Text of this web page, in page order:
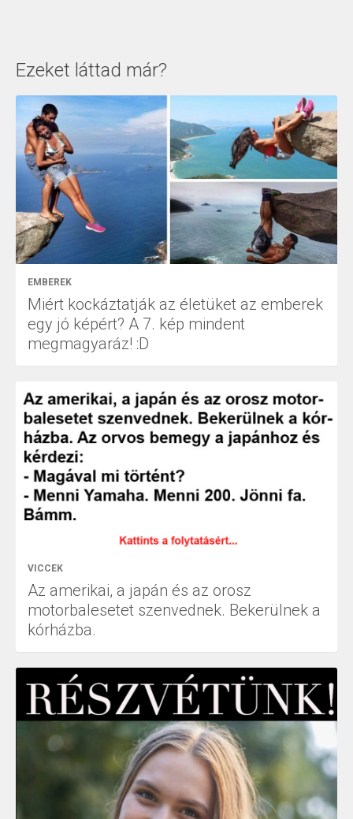
Ezeket láttad már?
EMBEREK
Miért kockáztatják az életüket az emberek
egy jó képért? A 7. kép mindent
megmagyaráz! :D
VICCEK
Az amerikai, a japán és az orosz
motorbalesetet szenvednek. Bekerülnek a
kórházba.